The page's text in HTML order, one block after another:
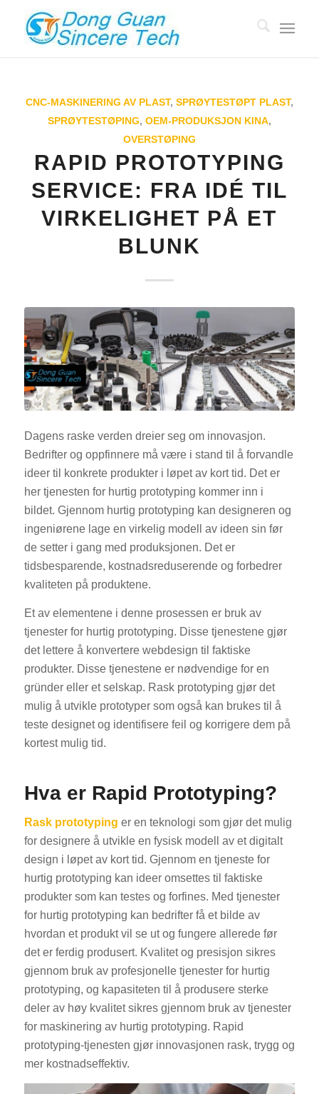
CNC-MASKINERING AV PLAST, SPRØYTESTØPT PLAST,
SPRØYTESTØPING, OEM-PRODUKSJON KINA,
OVERSTØPING
RAPID PROTOTYPING
SERVICE: FRA IDÉ TIL
VIRKELIGHET PÅ ET
BLUNK
Dagens raske verden dreier seg om innovasjon.
Bedrifter og oppfinnere må være i stand til å forvandle
ideer til konkrete produkter i løpet av kort tid. Det er
her tjenesten for hurtig prototyping kommer inn i
bildet. Gjennom hurtig prototyping kan designeren og
ingeniørene lage en virkelig modell av ideen sin før
de setter i gang med produksjonen. Det er
tidsbesparende, kostnadsreduserende og forbedrer
kvaliteten på produktene.
Et av elementene i denne prosessen er bruk av
tjenester for hurtig prototyping. Disse tjenestene gjør
det lettere å konvertere webdesign til faktiske
produkter. Disse tjenestene er nødvendige for en
gründer eller et selskap. Rask prototyping gjør det
mulig å utvikle prototyper som også kan brukes til å
teste designet og identifisere feil og korrigere dem på
kortest mulig tid.
Hva er Rapid Prototyping?
Rask prototyping er en teknologi som gjør det mulig
for designere å utvikle en fysisk modell av et digitalt
design i løpet av kort tid. Gjennom en tjeneste for
hurtig prototyping kan ideer omsettes til faktiske
produkter som kan testes og forfines. Med tjenester
for hurtig prototyping kan bedrifter få et bilde av
hvordan et produkt vil se ut og fungere allerede før
det er ferdig produsert. Kvalitet og presisjon sikres
gjennom bruk av profesjonelle tjenester for hurtig
prototyping, og kapasiteten til å produsere sterke
deler av høy kvalitet sikres gjennom bruk av tjenester
for maskinering av hurtig prototyping. Rapid
prototyping-tjenesten gjør innovasjonen rask, trygg og
mer kostnadseffektiv.